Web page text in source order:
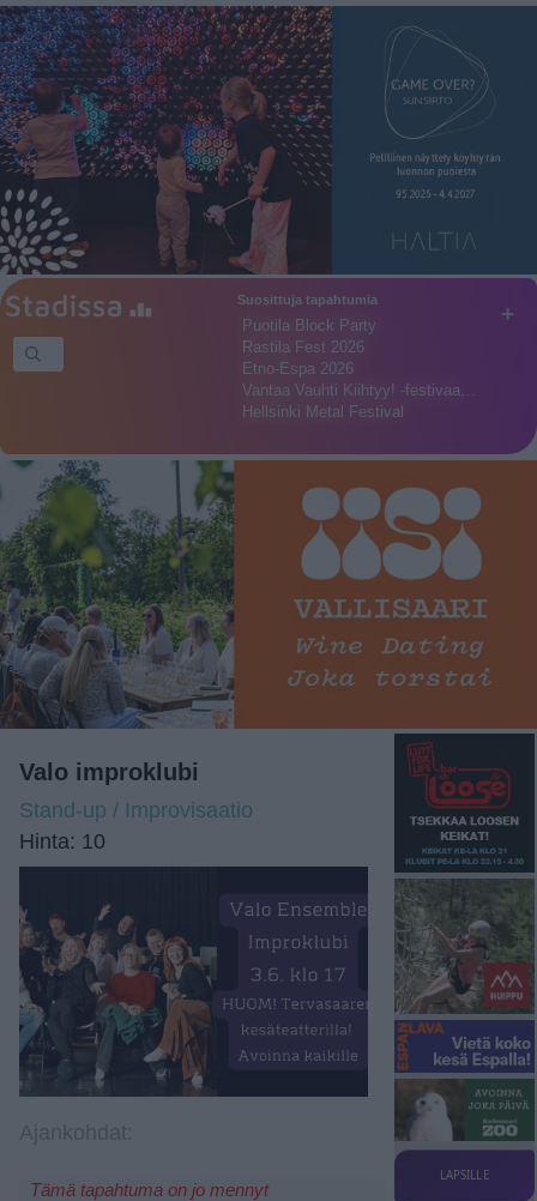
+
Suosittuja tapahtumia
Puotila Block Party
Rastila Fest 2026
Etno-Espa 2026
Vantaa Vauhti Kiihtyy! -festivaa…
Hellsinki Metal Festival
Valo improklubi
Stand-up / Improvisaatio
Hinta: 10
Tämä tapahtuma on jo mennyt
LAPSILLE